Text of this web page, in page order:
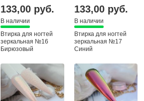
133,00 руб.
В наличии
Втирка для ногтей
зеркальная №16
Бирюзовый
133,00 руб.
В наличии
Втирка для ногтей
зеркальная №17
Синий